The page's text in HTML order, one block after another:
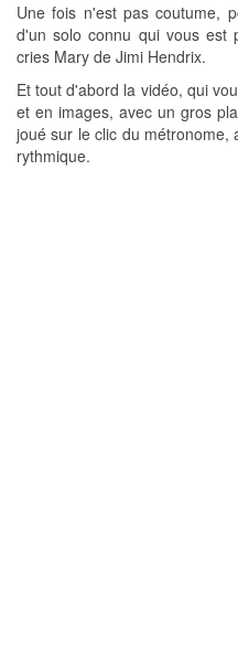
Une fois n'est pas coutume,
d'un solo connu qui vous est
cries Mary de Jimi Hendrix.
Et tout d'abord la vidéo, qui
et en images, avec un gros
joué sur le clic du
rythmique.